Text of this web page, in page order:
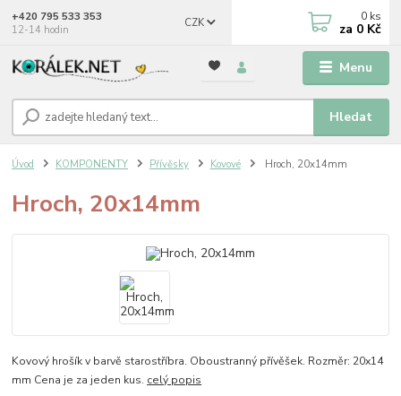
Menu
CZK
Hledat
+420 795 533 353
12-14 hodin
0 ks
za 0 Kč
Úvod KOMPONENTY Přívěsky Kovové Hroch, 20x14mm
Hroch, 20x14mm
Kovový hrošík v barvě starostříbra. Oboustranný přívěšek. Rozměr: 20x14
mm Cena je za jeden kus. celý popis